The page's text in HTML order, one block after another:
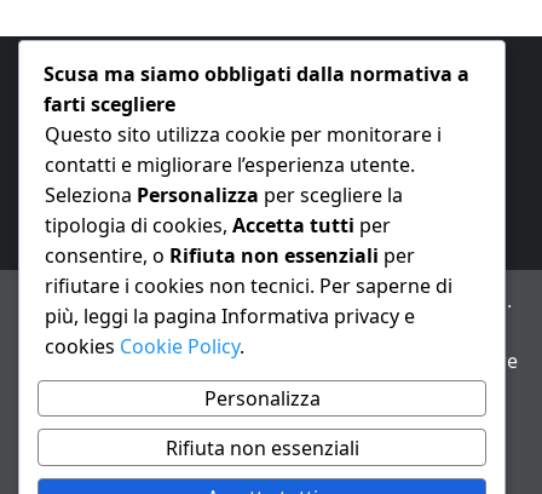
E-mail:redazione@nuovaeconomia.it
ANNO XXIII – Testata giornalistica reg. Trib. Milano n.
487 del 20/9/2002 – Dir. resp. Andrea Fiorini
Avviso IA: alcuni articoli di questo sito possono essere
realizzati con il supporto di sistemi di intelligenza
artificiale con supervisione e verifica di un redattore
Informativa privacy e cookie
Scusa ma siamo obbligati dalla normativa a
farti scegliere
Questo sito utilizza cookie per monitorare i
contatti e migliorare l’esperienza utente.
Seleziona Personalizza per scegliere la
tipologia di cookies, Accetta tutti per
consentire, o Rifiuta non essenziali per
rifiutare i cookies non tecnici. Per saperne di
più, leggi la pagina Informativa privacy e
cookies Cookie Policy.
Personalizza
Rifiuta non essenziali